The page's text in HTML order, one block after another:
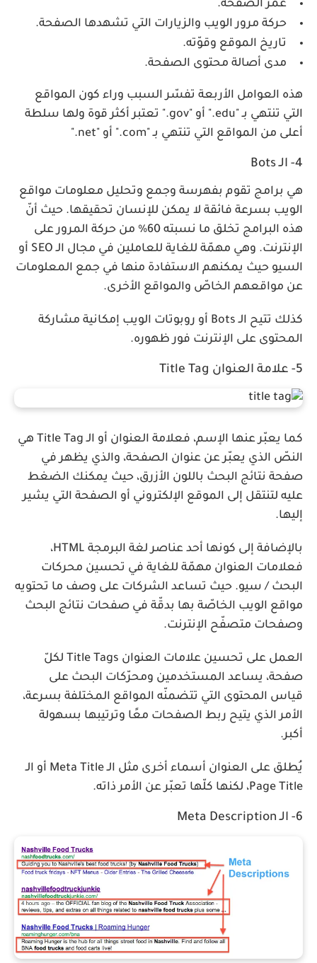
عمر الصفحة.
حركة مرور الويب والزيارات التي تشهدها الصفحة.
تاريخ الموقع وقوّته.
مدى أصالة محتوى الصفحة.
هذه العوامل الأربعة تفسّر السبب وراء كون المواقع
التي تنتهي بـ "edu." أو "gov." تعتبر أكثر قوة ولها سلطة
أعلى من المواقع التي تنتهي بـ "com." أو "net."
4- الـ Bots
هي برامج تقوم بفهرسة وجمع وتحليل معلومات مواقع
الويب بسرعة فائقة لا يمكن للإنسان تحقيقها. حيث أنّ
هذه البرامج تخلق ما نسبته 60% من حركة المرور على
الإنترنت. وهي مهمّة للغاية للعاملين في مجال الـ SEO أو
السيو حيث يمكنهم الاستفادة منها في جمع المعلومات
عن مواقعهم الخاصّ والمواقع الأخرى.
كذلك تتيح الـ Bots أو روبوتات الويب إمكانية مشاركة
المحتوى على الإنترنت فور ظهوره.
5- علامة العنوان Title Tag
كما يعبّر عنها الإسم، فعلامة العنوان أو الـ Title Tag هي
النصّ الذي يعبّر عن عنوان الصفحة، والذي يظهر في
صفحة نتائج البحث باللون الأزرق، حيث يمكنك الضغط
عليه لتنتقل إلى الموقع الإلكتروني أو الصفحة التي يشير
إليها.
بالإضافة إلى كونها أحد عناصر لغة البرمجة HTML،
فعلامات العنوان مهمّة للغاية في تحسين محركات
البحث / سيو. حيث تساعد الشركات على وصف ما تحتويه
مواقع الويب الخاصّة بها بدقّة في صفحات نتائج البحث
وصفحات متصفّح الإنترنت.
العمل على تحسين علامات العنوان Title Tags لكلّ
صفحة، يساعد المستخدمين ومحرّكات البحث على
قياس المحتوى التي تتضمنّه المواقع المختلفة بسرعة،
الأمر الذي يتيح ربط الصفحات معًا وترتيبها بسهولة
أكبر.
يُطلق على العنوان أسماء أخرى مثل الـ Meta Title أو الـ
Page Title، لكنها كلّها تعبّر عن الأمر ذاته.
6- الـ Meta Description